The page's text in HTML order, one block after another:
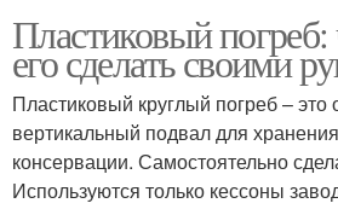
Пластиковый погреб:
его сделать своими
Пластиковый круглый погреб –
вертикальный подвал для
консервации. Самостоятельно
Используются только кессоны